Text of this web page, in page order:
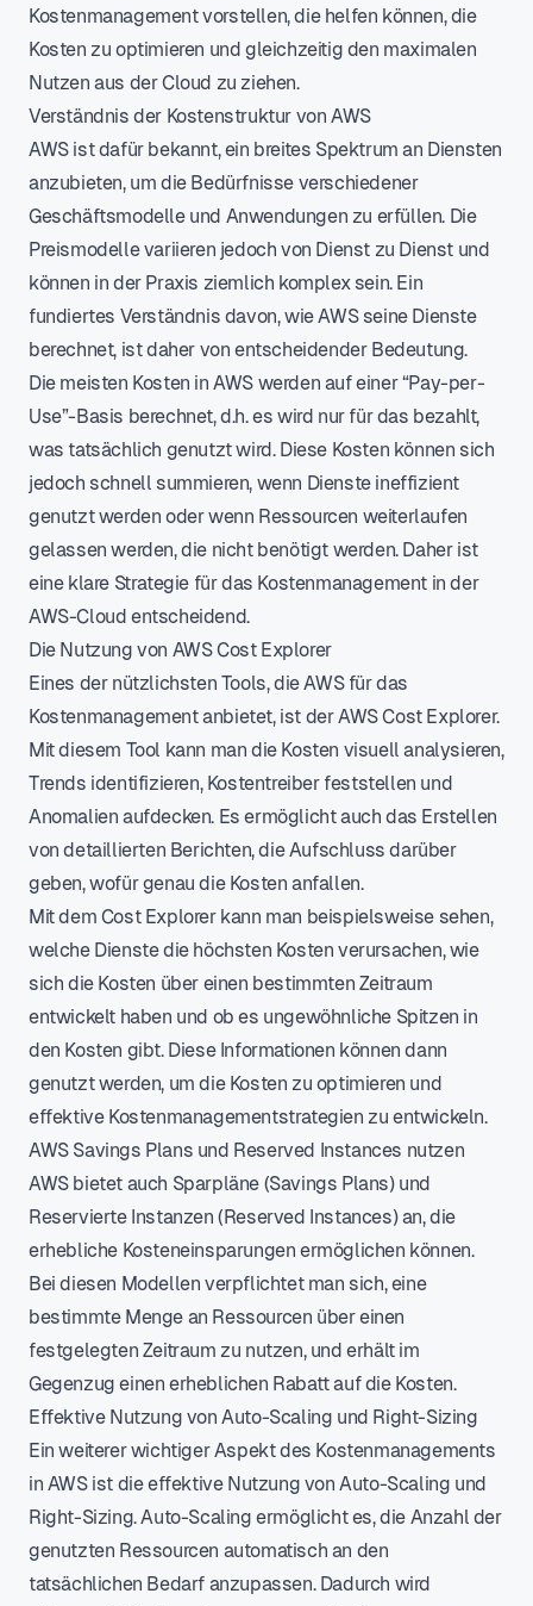
Kostenmanagement vorstellen, die helfen können, die
Kosten zu optimieren und gleichzeitig den maximalen
Nutzen aus der Cloud zu ziehen.
Verständnis der Kostenstruktur von AWS
AWS ist dafür bekannt, ein breites Spektrum an Diensten
anzubieten, um die Bedürfnisse verschiedener
Geschäftsmodelle und Anwendungen zu erfüllen. Die
Preismodelle variieren jedoch von Dienst zu Dienst und
können in der Praxis ziemlich komplex sein. Ein
fundiertes Verständnis davon, wie AWS seine Dienste
berechnet, ist daher von entscheidender Bedeutung.
Die meisten Kosten in AWS werden auf einer “Pay-per-
Use”-Basis berechnet, d.h. es wird nur für das bezahlt,
was tatsächlich genutzt wird. Diese Kosten können sich
jedoch schnell summieren, wenn Dienste ineffizient
genutzt werden oder wenn Ressourcen weiterlaufen
gelassen werden, die nicht benötigt werden. Daher ist
eine klare Strategie für das Kostenmanagement in der
AWS-Cloud entscheidend.
Die Nutzung von AWS Cost Explorer
Eines der nützlichsten Tools, die AWS für das
Kostenmanagement anbietet, ist der AWS Cost Explorer.
Mit diesem Tool kann man die Kosten visuell analysieren,
Trends identifizieren, Kostentreiber feststellen und
Anomalien aufdecken. Es ermöglicht auch das Erstellen
von detaillierten Berichten, die Aufschluss darüber
geben, wofür genau die Kosten anfallen.
Mit dem Cost Explorer kann man beispielsweise sehen,
welche Dienste die höchsten Kosten verursachen, wie
sich die Kosten über einen bestimmten Zeitraum
entwickelt haben und ob es ungewöhnliche Spitzen in
den Kosten gibt. Diese Informationen können dann
genutzt werden, um die Kosten zu optimieren und
effektive Kostenmanagementstrategien zu entwickeln.
AWS Savings Plans und Reserved Instances nutzen
AWS bietet auch Sparpläne (Savings Plans) und
Reservierte Instanzen (Reserved Instances) an, die
erhebliche Kosteneinsparungen ermöglichen können.
Bei diesen Modellen verpflichtet man sich, eine
bestimmte Menge an Ressourcen über einen
festgelegten Zeitraum zu nutzen, und erhält im
Gegenzug einen erheblichen Rabatt auf die Kosten.
Effektive Nutzung von Auto-Scaling und Right-Sizing
Ein weiterer wichtiger Aspekt des Kostenmanagements
in AWS ist die effektive Nutzung von Auto-Scaling und
Right-Sizing. Auto-Scaling ermöglicht es, die Anzahl der
genutzten Ressourcen automatisch an den
tatsächlichen Bedarf anzupassen. Dadurch wird